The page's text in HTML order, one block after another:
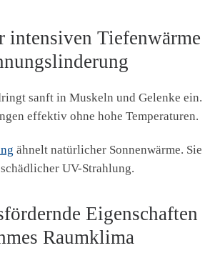
intensiven Tiefenwärme
sanft in Muskeln und Gelenke ein.
effektiv ohne hohe Temperaturen.
ähnelt natürlicher Sonnenwärme. Sie
UV-Strahlung.
Eigenschaften
Raumklima